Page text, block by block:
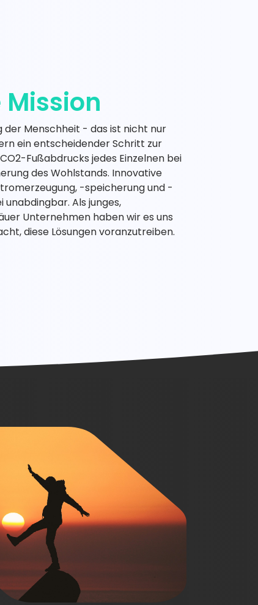
Mission
der Menschheit - das ist nicht nur
ein entscheidender Schritt zur
Fußabdrucks jedes Einzelnen bei
des Wohlstands. Innovative
-speicherung und -
unabdingbar. Als junges,
Unternehmen haben wir es uns
diese Lösungen voranzutreiben.